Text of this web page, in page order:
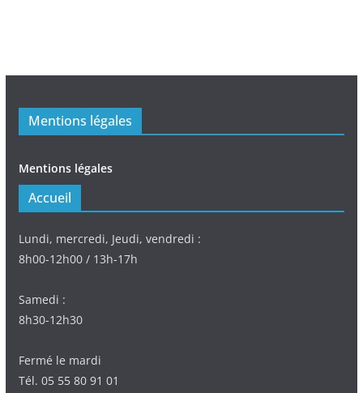
Mentions légales
Mentions légales
Accueil
Lundi, mercredi, Jeudi, vendredi :
8h00-12h00 / 13h-17h
Samedi :
8h30-12h30
Fermé le mardi
Tél. 05 55 80 91 01